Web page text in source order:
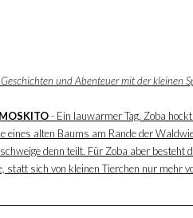
und Abenteuer mit der kleinen
- Ein lauwarmer Tag. Zoba
eines alten Baums am Rande der
denn teilt. Für Zoba aber
statt sich von kleinen Tierchen nur mehr